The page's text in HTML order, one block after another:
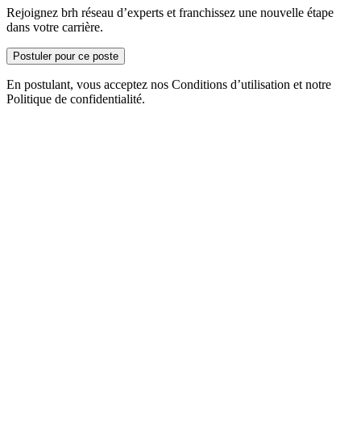
Rejoignez brh réseau d’experts et franchissez une nouvelle étape
dans votre carrière.
Postuler pour ce poste
En postulant, vous acceptez nos Conditions d’utilisation et notre
Politique de confidentialité.